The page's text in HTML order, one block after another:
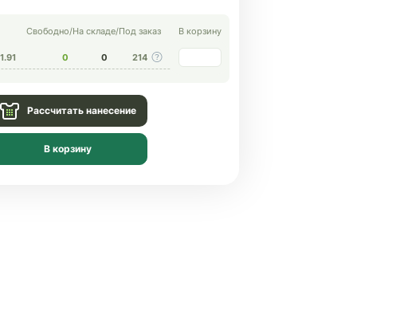
Свободно/На складе/Под заказ В корзину
0 0 214
Рассчитать нанесение
В корзину